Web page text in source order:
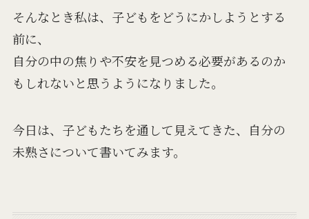
そんなとき私は、子どもをどうにかしようとする
前に、
自分の中の焦りや不安を見つめる必要があるのか
もしれないと思うようになりました。
今日は、子どもたちを通して見えてきた、自分の
未熟さについて書いてみます。